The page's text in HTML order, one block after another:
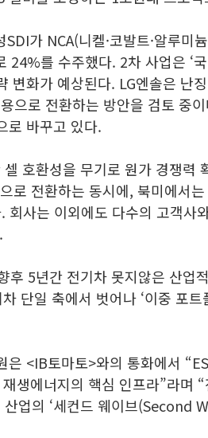
가 NCA(니켈·코발트·알루미
24%를 수주했다. 2차 사업은 ‘
변화가 예상된다. LG엔솔은 난
으로 전환하는 방안을 검토 중
로 바꾸고 있다.
호환성을 무기로 원가 경쟁력
로 전환하는 동시에, 북미에서
회사는 이외에도 다수의 고객사
후 5년간 전기차 못지않은 산업
단일 축에서 벗어나 ‘이중 포트
은 <IB토마토>와의 통화에서
생에너지의 핵심 인프라”라며
업의 ‘세컨드 웨이브(Second